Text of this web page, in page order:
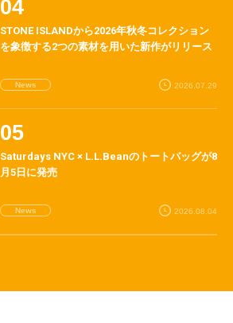
STONE ISLANDから2026年秋冬コレクション
を象徴する2つの素材を用いた新作がリリース
News 2026.07.29
Saturdays NYC × L.L.Beanのトートバッグが8
月5日に発売
News 2026.08.04